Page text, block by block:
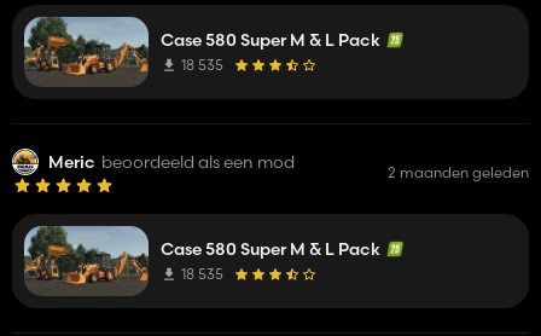
Case 580 Super M & L Pack
18 535
Meric beoordeeld als een mod 2 maanden geleden
Case 580 Super M & L Pack
18 535